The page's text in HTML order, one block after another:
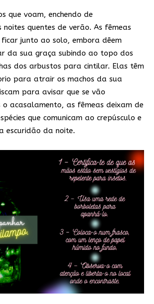
que voam, enchendo de
noites quentes de verão. As fêmeas
junto ao solo, embora dêem
da sua graça subindo ao topo dos
dos arbustos para cintilar. Elas têm
para atrair os machos da sua
para avisar que se vão
o acasalamento, as fêmeas deixam de
que comunicam ao crepúsculo e
escuridão da noite.